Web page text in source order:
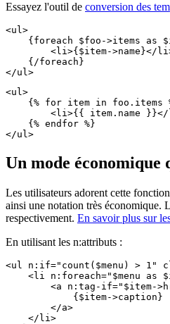
Essayez l'outil de conversion des
<ul>
{foreach $foo->items as
<li>{$item->name}</
    {/foreach}
<ul>
{% for item in foo.items
<li>{{ item.name
    {% endfor %}
Un mode économique
Les utilisateurs adorent cette
ainsi une notation très économique.
respectivement. En savoir plus sur
En utilisant les n:attributs :
<ul n:if="count($menu) > 1"
<li n:foreach="$menu as
<a n:tag-if="$item-
            {$item->caption}
        </a>
    </li>